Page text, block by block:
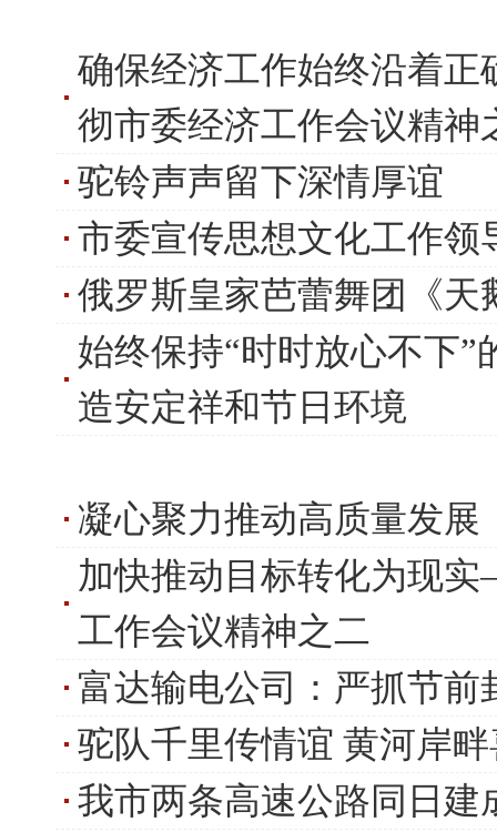
确保经济工作始终沿着
彻市委经济工作会议精神
驼铃声声留下深情厚谊
市委宣传思想文化工作领
俄罗斯皇家芭蕾舞团《天
始终保持“时时放心不下”
造安定祥和节日环境
凝心聚力推动高质量发展
加快推动目标转化为现
工作会议精神之二
富达输电公司：严抓节前
驼队千里传情谊 黄河岸
我市两条高速公路同日建